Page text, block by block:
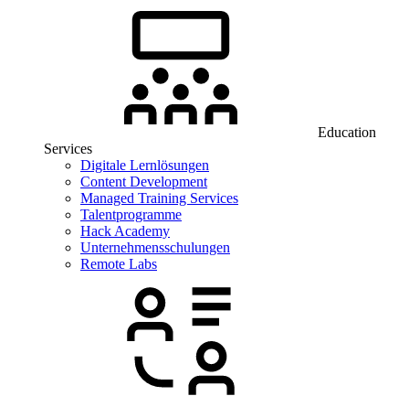
Education
Services
Digitale Lernlösungen
Content Development
Managed Training Services
Talentprogramme
Hack Academy
Unternehmensschulungen
Remote Labs